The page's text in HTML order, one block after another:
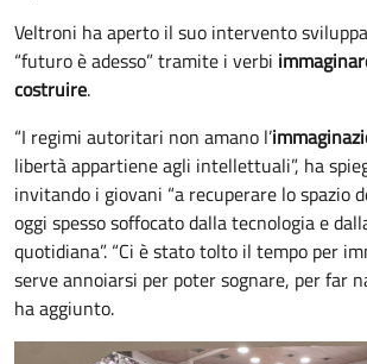
Veltroni ha aperto il suo intervento
“futuro è adesso” tramite i verbi
costruire.
“I regimi autoritari non amano l’
libertà appartiene agli intellettuali”, ha
invitando i giovani “a recuperare lo spazio
oggi spesso soffocato dalla tecnologia e
quotidiana”. “Ci è stato tolto il tempo per
serve annoiarsi per poter sognare, per far
ha aggiunto.